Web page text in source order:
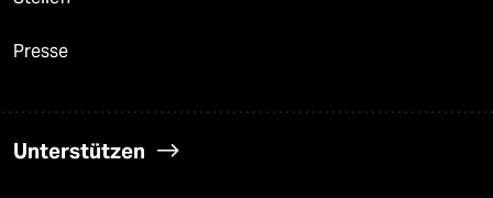
Presse
Unterstützen